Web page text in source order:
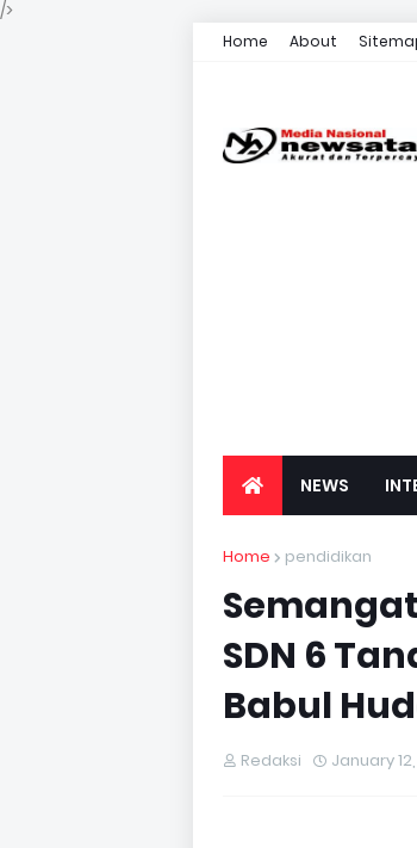
/>
Home About
NEWS
Home pendidikan
SDN 6
Babul
Redaksi January